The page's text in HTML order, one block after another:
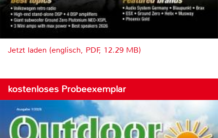
Jetzt laden (englisch, PDF, 12.29 MB)
kostenloses Probeexemplar